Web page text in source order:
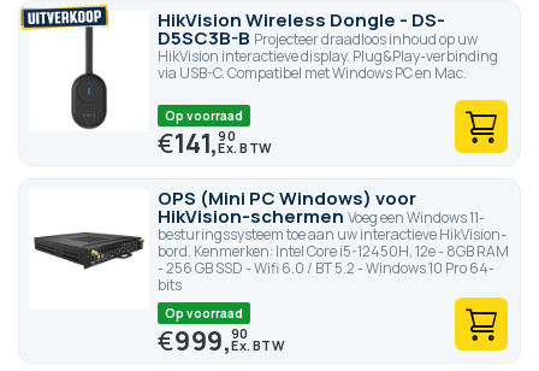
HikVision Wireless Dongle - DS-
D5SC3B-B Projecteer draadloos inhoud op uw
HikVision interactieve display. Plug&Play-verbinding
via USB-C. Compatibel met Windows PC en Mac.
Op voorraad
€141,90
OPS (Mini PC Windows) voor
HikVision-schermen Voeg een Windows 11-
besturingssysteem toe aan uw interactieve HikVision-
bord. Kenmerken: Intel Core i5-12450H, 12e - 8GB RAM
- 256 GB SSD - Wifi 6.0 / BT 5.2 - Windows 10 Pro 64-
bits
Op voorraad
€999,90